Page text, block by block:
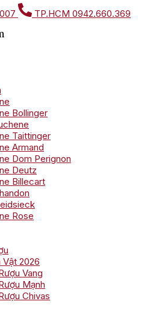
TP.HCM 0942.660.369
Bollinger
Taittinger
Armand
Dom Perignon
Deutz
Billecart
Rose
Vật 2026
Vang
Mạnh
Chivas